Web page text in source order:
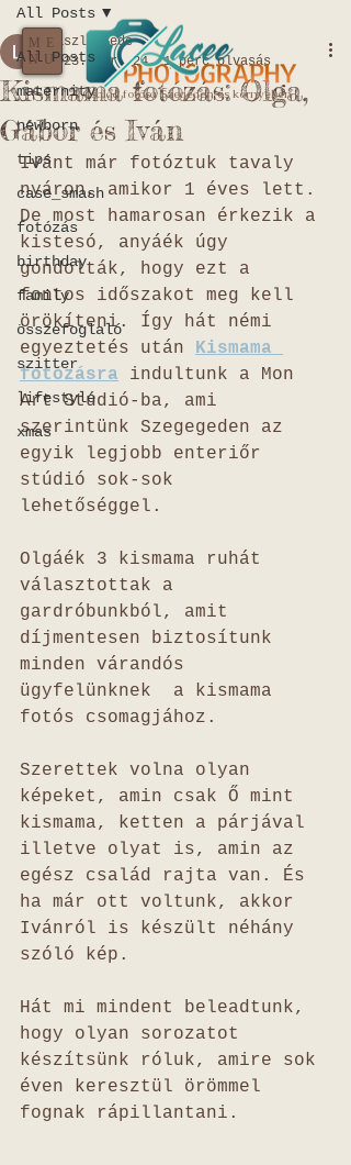
A Család fotósa Szegeden és környékén
ME
NU
All Posts
maternity
newborn
tips
case_smash
fotózás
birthday
family
összefoglaló
szitter
lifestyle
xmas
All Posts
Kismama fotózás: Olga,
Gábor és Iván
Laszlo Bede
2023. ápr. 24. 1 perc olvasás
Ivánt már fotóztuk tavaly
nyáron, amikor 1 éves lett.
De most hamarosan érkezik a
kistesó, anyáék úgy
gondolták, hogy ezt a
fontos időszakot meg kell
örökíteni. Így hát némi
egyeztetés után Kismama
fotózásra indultunk a Mon
Art Stúdió-ba, ami
szerintünk Szegegeden az
egyik legjobb enteriőr
stúdió sok-sok
lehetőséggel.
Olgáék 3 kismama ruhát
választottak a
gardróbunkból, amit
díjmentesen biztosítunk
minden várandós
ügyfelünknek  a kismama
fotós csomagjához.
Szerettek volna olyan
képeket, amin csak Ő mint
kismama, ketten a párjával
illetve olyat is, amin az
egész család rajta van. És
ha már ott voltunk, akkor
Ivánról is készült néhány
szóló kép.
Hát mi mindent beleadtunk,
hogy olyan sorozatot
készítsünk róluk, amire sok
éven keresztül örömmel
fognak rápillantani.